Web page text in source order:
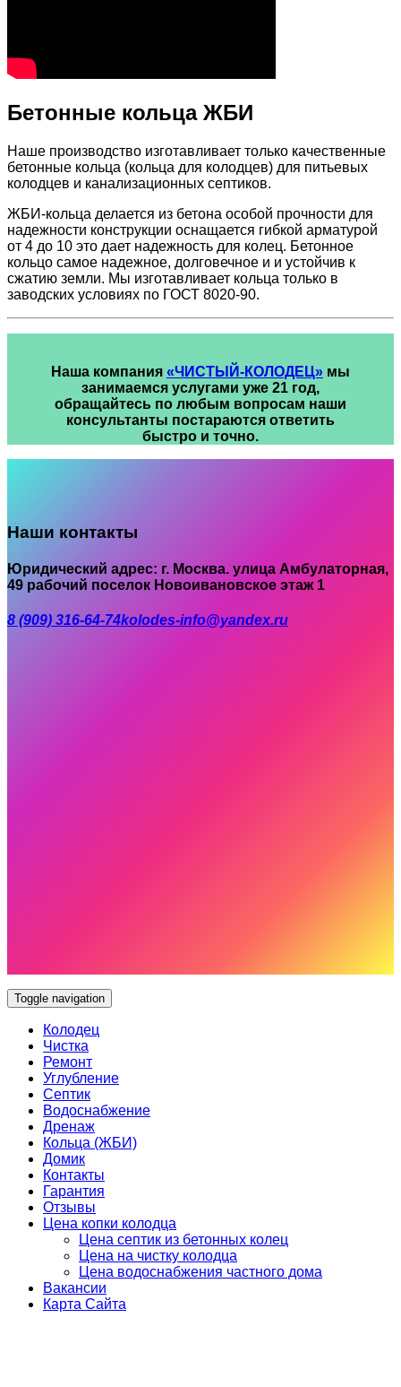
Бетонные кольца ЖБИ
Наше производство изготавливает только качественные
бетонные кольца (кольца для колодцев) для питьевых
колодцев и канализационных септиков.
ЖБИ-кольца делается из бетона особой прочности для
надежности конструкции оснащается гибкой арматурой
от 4 до 10 это дает надежность для колец. Бетонное
кольцо самое надежное, долговечное и и устойчив к
сжатию земли. Мы изготавливает кольца только в
заводских условиях по ГОСТ 8020-90.
Наша компания «ЧИСТЫЙ-КОЛОДЕЦ» мы
занимаемся услугами уже 21 год,
обращайтесь по любым вопросам наши
консультанты постараются ответить
быстро и точно.
Наши контакты
Юридический адрес: г. Москва. улица Амбулаторная,
49 рабочий поселок Новоивановское этаж 1
8 (909) 316-64-74kolodes-info@yandex.ru
Toggle navigation
Колодец
Чистка
Ремонт
Углубление
Септик
Водоснабжение
Дренаж
Кольца (ЖБИ)
Домик
Контакты
Гарантия
Отзывы
Цена копки колодца
Цена септик из бетонных колец
Цена на чистку колодца
Цена водоснабжения частного дома
Вакансии
Карта Сайта